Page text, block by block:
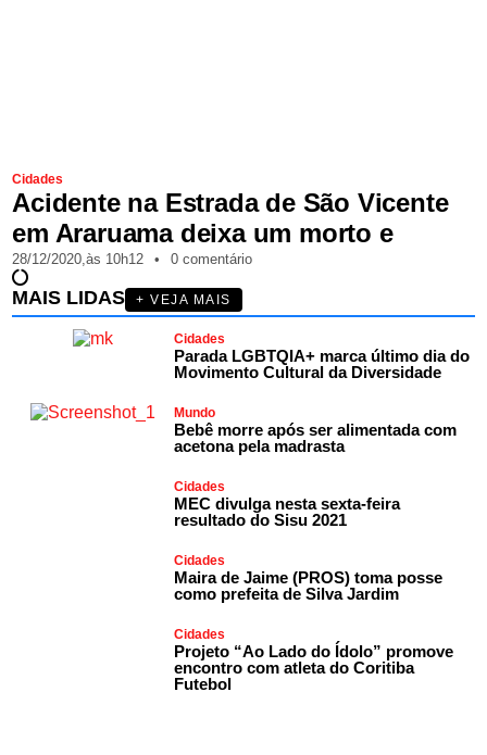
Cidades
Acidente na Estrada de São Vicente
em Araruama deixa um morto e
28/12/2020,às 10h12 • 0 comentário
MAIS LIDAS + VEJA MAIS
Cidades
Parada LGBTQIA+ marca último dia do
Movimento Cultural da Diversidade
Mundo
Bebê morre após ser alimentada com
acetona pela madrasta
Cidades
MEC divulga nesta sexta-feira
resultado do Sisu 2021
Cidades
Maira de Jaime (PROS) toma posse
como prefeita de Silva Jardim
Cidades
Projeto “Ao Lado do Ídolo” promove
encontro com atleta do Coritiba
Futebol